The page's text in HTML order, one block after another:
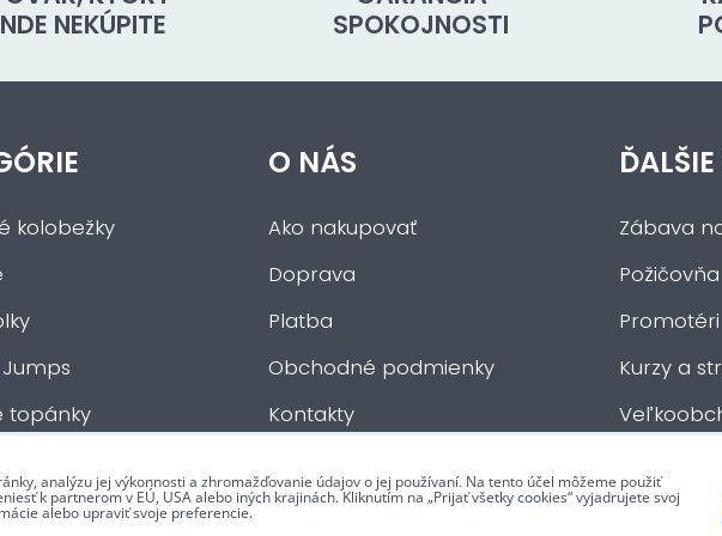
NEKÚPITE
SPOKOJNOSTI
kolobežky
topánky
O NÁS
Ako nakupovať
Doprava
Platba
Obchodné podmienky
Kontakty
Zábava
Požičovňa
Promotéri
Kurzy a
analýzu jej výkonnosti a zhromažďovanie údajov o jej používaní. Na tento účel môžeme použiť
k partnerom v EÚ, USA alebo iných krajinách. Kliknutím na „Prijať všetky cookies“ vyjadrujete svoj
alebo upraviť svoje preferencie.